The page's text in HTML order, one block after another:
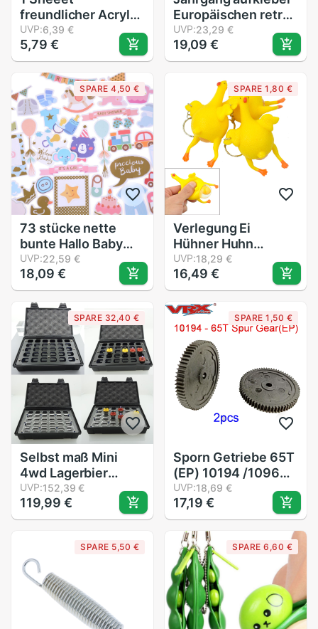
freundlicher Acryl
Diamant Aufkleber
DIY Für freundlicher
Aufkleber
UVP:6,39 €
5,79 €
Europäischen retro
damen
persönlichkeit kleid
DIY scrapbooking
Album glücklich
planer dekorative
aufkleber
UVP:23,29 €
19,09 €
SPARE 4,50 €
73 stücke nette
bunte Hallo Baby
Sterben Schnitte
Aufkleber für
Scrapbooking
Glücklich
Planer/Karte,
Der/Journaling
Projekt
UVP:22,59 €
18,09 €
SPARE 1,80 €
Verlegung Ei
Hühner Huhn
Lustige Entspannen
Spielzeug Mit Ring
zappeln spielzeug
UVP:18,29 €
16,49 €
SPARE 32,40 €
Selbst maß Mini
4wd Lagerbier
boxen Motor-
Kasten können
Lagerbier 30 stücke
mit schwamm Ich
bin inneren für
schutz sterben
motoren 324
Einkaufen
UVP:152,39 €
119,99 €
SPARE 1,50 €
Sporn Getriebe 65T
(EP) 10194 /10968,
Ritzel 10201(17T)
für FTX Blutbad Vrx
RH1013/RH1011/
UVP:18,69 €
17,19 €
SPARE 5,50 € SPARE 6,60 €